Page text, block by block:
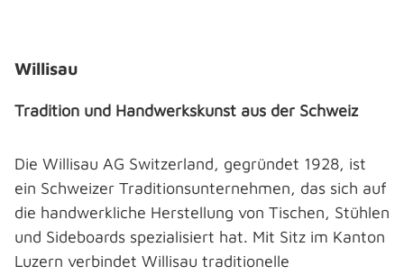
Willisau
Tradition und Handwerkskunst aus der Schweiz
Die Willisau AG Switzerland, gegründet 1928, ist
ein Schweizer Traditionsunternehmen, das sich auf
die handwerkliche Herstellung von Tischen, Stühlen
und Sideboards spezialisiert hat. Mit Sitz im Kanton
Luzern verbindet Willisau traditionelle